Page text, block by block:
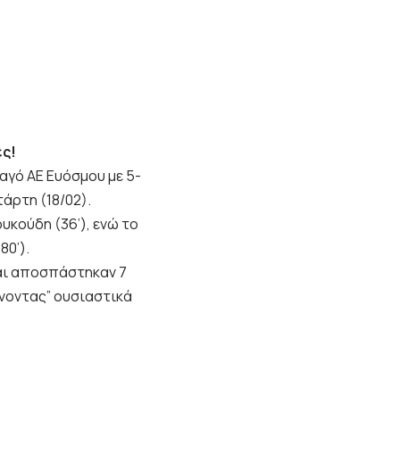
ΑΕ Ευόσμου με 5-
(18/02).
(36’), ενώ το
αποσπάστηκαν 7
ουσιαστικά